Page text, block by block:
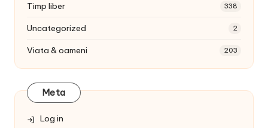
Timp liber 338
Uncategorized 2
Viata & oameni 203
Meta
Log in